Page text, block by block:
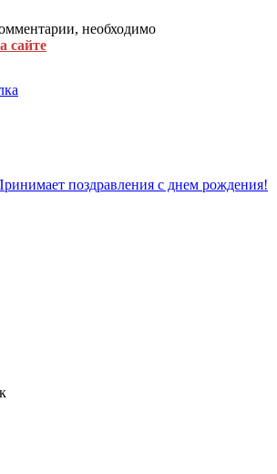
необходимо
сайте
поздравления с днем рождения!